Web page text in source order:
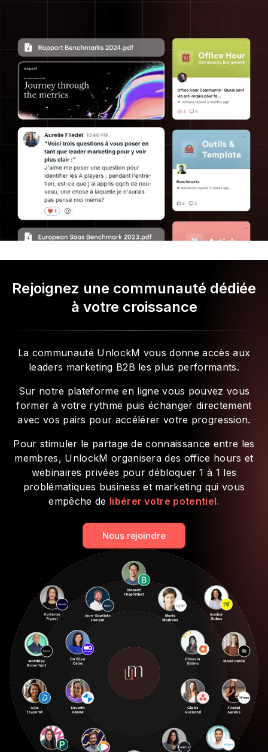
Rejoignez une communauté dédiée
à votre croissance
La communauté UnlockM vous donne accès aux
leaders marketing B2B les plus performants.
Sur notre plateforme en ligne vous pouvez vous
former à votre rythme puis échanger directement
avec vos pairs pour accélérer votre progression.
Pour stimuler le partage de connaissance entre les
membres, UnlockM organisera des office hours et
webinaires privées pour débloquer 1 à 1 les
problématiques business et marketing qui vous
empêche de libérer votre potentiel.
Nous rejoindre